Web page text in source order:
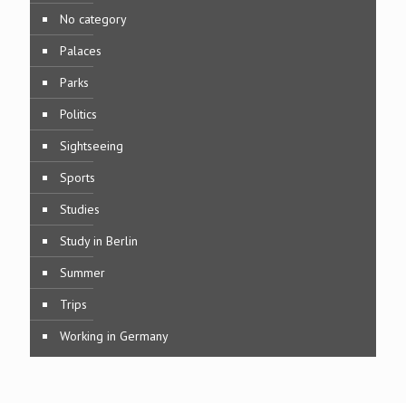
No category
Palaces
Parks
Politics
Sightseeing
Sports
Studies
Study in Berlin
Summer
Trips
Working in Germany